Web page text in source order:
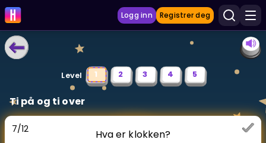
Logg inn Registrer deg
LÆRINGSVERKTØY
Læreplan
Level 1 2 3 4 5
Ti på og ti over
7/12 Hva er klokken?